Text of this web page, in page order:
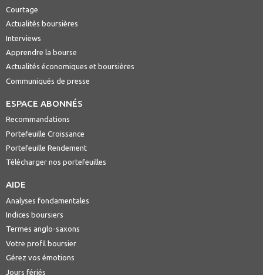
Courtage
Actualités boursières
Interviews
Apprendre la bourse
Actualités économiques et boursières
Communiqués de presse
ESPACE ABONNÉS
Recommandations
Portefeuille Croissance
Portefeuille Rendement
Télécharger nos portefeuilles
AIDE
Analyses fondamentales
Indices boursiers
Termes anglo-saxons
Votre profil boursier
Gérez vos émotions
Jours fériés